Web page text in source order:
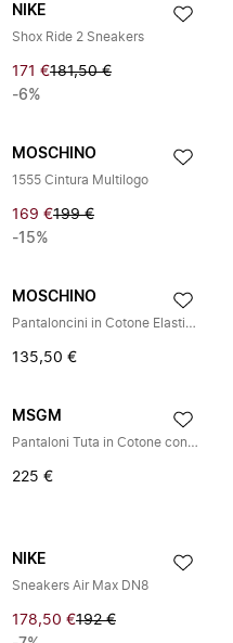
NIKE
Shox Ride 2 Sneakers
171 €181,50 €
-6%
MOSCHINO
1555 Cintura Multilogo
169 €199 €
-15%
MOSCHINO
Pantaloncini in Cotone Elasticizzato con Logo Tape
135,50 €
MSGM
Pantaloni Tuta in Cotone con Logo Stampato
225 €
NIKE
Sneakers Air Max DN8
178,50 €192 €